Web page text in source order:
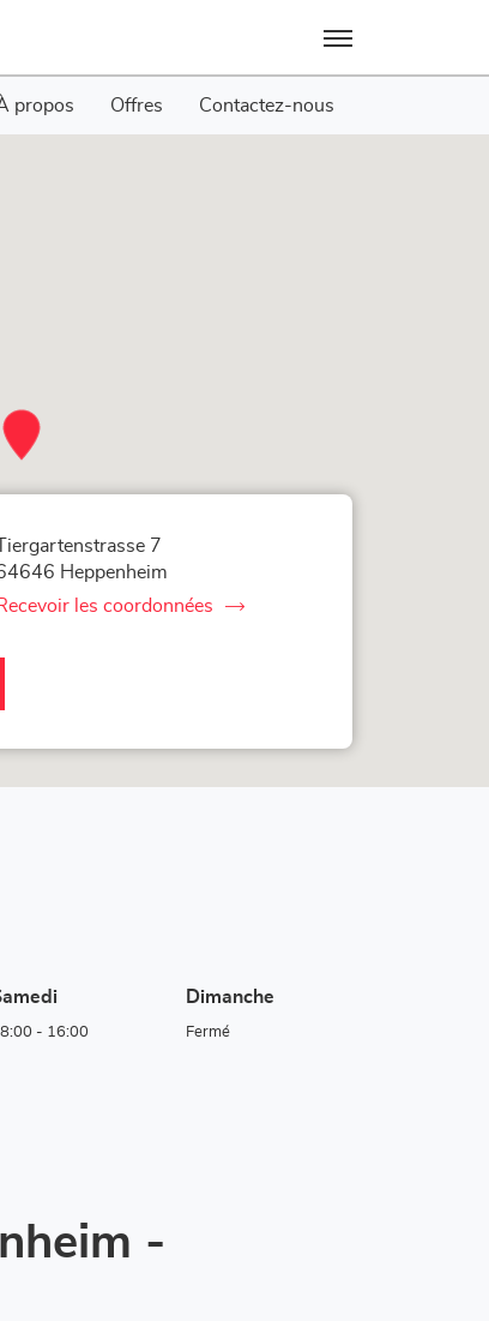
Menu
propos Offres Contactez-nous
Tiergartenstrasse 7
Heppenheim
les coordonnées
- 16:00
Dimanche
Fermé
-